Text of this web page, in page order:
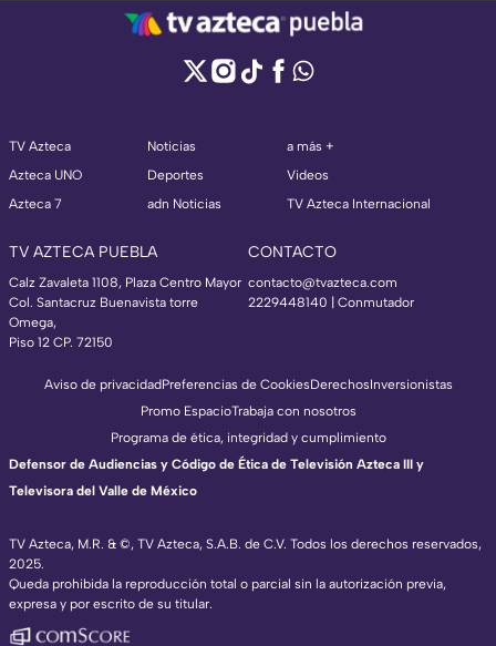
TV Azteca
Azteca UNO
Azteca 7
Noticias
Deportes
adn Noticias
a más +
Videos
TV Azteca Internacional
TV AZTECA PUEBLA
Calz Zavaleta 1108, Plaza Centro Mayor
Col. Santacruz Buenavista torre
Omega,
Piso 12 CP. 72150
CONTACTO
contacto@tvazteca.com
2229448140 | Conmutador
TV Azteca, M.R. & ©, TV Azteca, S.A.B. de C.V. Todos los derechos reservados,
2025.
Queda prohibida la reproducción total o parcial sin la autorización previa,
expresa y por escrito de su titular.
Aviso de privacidadPreferencias de CookiesDerechosInversionistas
Promo EspacioTrabaja con nosotros
Programa de ética, integridad y cumplimiento
Defensor de Audiencias y Código de Ética de Televisión Azteca III y
Televisora del Valle de México